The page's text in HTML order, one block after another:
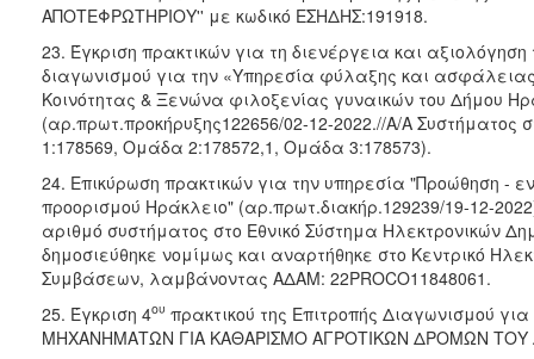
ΑΠΟΤΕΦΡΩΤΗΡΙΟΥ'' με κωδικό ΕΣΗΔΗΣ:191918.
23. Έγκριση πρακτικών για τη διενέργεια και αξιολόγηση
διαγωνισμού για την «Υπηρεσία φύλαξης και
Κοινότητας & Ξενώνα φιλοξενίας γυναικών του Δήμου
(αρ.πρωτ.προκήρυξης122656/02-12-2022.//Α/Α
1:178569, Ομάδα 2:178572,1, Ομάδα 3:178573).
24. Επικύρωση πρακτικών για την υπηρεσία "Προώθηση -
προορισμού Ηράκλειο" (αρ.πρωτ.διακήρ.129239/19-12-
αριθμό συστήματος στο Εθνικό Σύστημα Ηλεκτρονικών
δημοσιεύθηκε νομίμως και αναρτήθηκε στο Κεντρικό
Συμβάσεων, λαμβάνοντας ΑΔΑΜ: 22PROCO11848061.
25. Έγκριση 4ου πρακτικού της Επιτροπής Διαγωνισμού
ΜΗΧΑΝΗΜΑΤΩΝ ΓΙΑ ΚΑΘΑΡΙΣΜΟ ΑΓΡΟΤΙΚΩΝ ΔΡΟΜΩΝ ΤΟΥ